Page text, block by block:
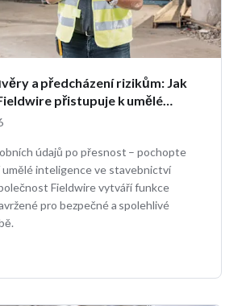
a předcházení rizikům: Jak
přistupuje k umělé
stavebnictví
údajů po přesnost – pochopte
umělé inteligence ve stavebnictví
Fieldwire vytváří funkce
pro bezpečné a spolehlivé